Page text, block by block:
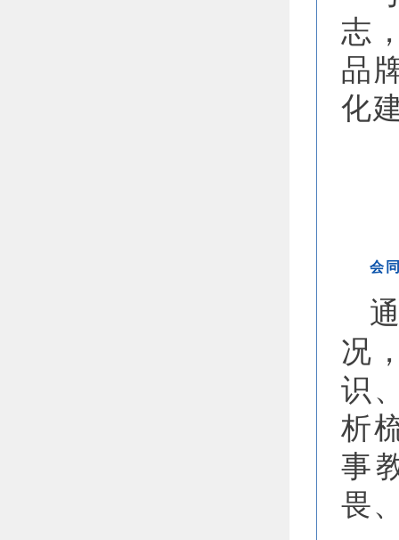
志
品
化
会
况
识
析
事
畏